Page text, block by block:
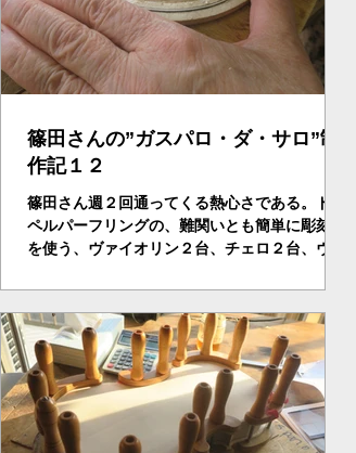
篠田さんの”ガスパロ・ダ・サロ”制
作記１２
篠田さん週２回通ってくる熱心さである。ドッ
ペルパーフリングの、難関いとも簡単に彫刻刀
を使う、ヴァイオリン２台、チェロ２台、ヴィ
田さんしかいない・・・・。